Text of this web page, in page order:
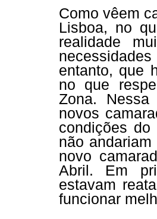
Como vêem
Lisboa, no
realidade
entanto, que
no que
Zona. Nessa
novos
condições
não
novo
Abril. Em
estavam
funcionar